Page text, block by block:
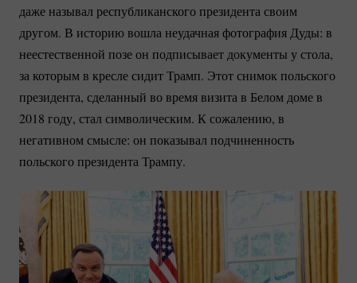
даже называл республиканского президента своим
другом. В историю вошла неудачная фотография Дуды: в
неестественной позе он подписывает документы у стола,
за которым в кресле сидит Трамп. Этот снимок польского
президента, сделанный во время визита в Белом доме в
2018 году, стал символическим. К сожалению, в
негативном смысле: он показывал подчиненность
польского президента Трампу.